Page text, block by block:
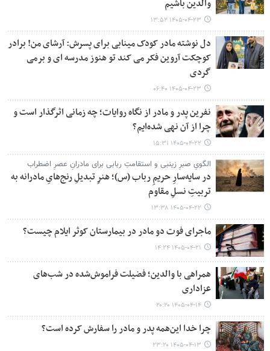
والدین باشیم
۱۴۰۵-۰۴-۲۳ ۱۳:۵۲
دل نوشته مادر کودک مینابی برای پسرش: آرشای من! برادر
کوچکت آروین فکر می کند تو هنوز مدرسه ای و برمی
گردی
۱۴۰۵-۰۴-۲۳ ۰۶:۴۰
نفرین پدر و مادر از نگاه روایات؛ چه زمانی اثرگذار است و
چرا از آن نهی شده‌ایم؟
۱۴۰۵-۰۴-۲۲ ۱۵:۳۱
الگویِ صبرِ زینبی و استقامتِ ربابی برای مادرانِ عصرِ اضطراب
در سایه‌سارِ حریمِ رباب (س)؛ هنرِ تبدیلِ رنج‌هایِ مادرانه به
تربیتِ نسلِ مقاوم
۱۴۰۵-۰۴-۲۲ ۱۳:۳۸
ماجرای فوت دو مادر در بیمارستان کوثر ایلام چیست؟
۱۴۰۵-۰۴-۲۱ ۱۴:۲۴
همراهی با والدین؛ فضیلت فراموش‌شده در شب‌های
عزاداری
۱۴۰۵-۰۴-۱۴ ۲۰:۲۰
چرا خدا این‌همه پدر و مادر را سفارش کرده است؟
۱۴۰۵-۰۴-۱۳ ۲۳:۲۰